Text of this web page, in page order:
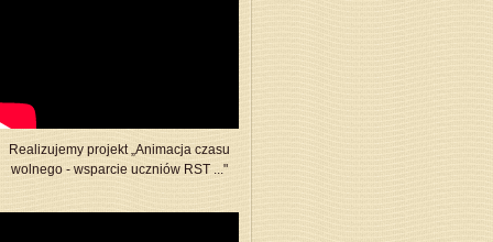
Realizujemy projekt „Animacja czasu
wolnego - wsparcie uczniów RST ..."